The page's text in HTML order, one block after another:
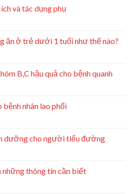
và tác dụng phụ
ăn ở trẻ dưới 1 tuổi như thế nào?
B,C hậu quả cho bệnh quanh
nhân lao phổi
dưỡng cho người tiểu đường
những thông tin cần biết